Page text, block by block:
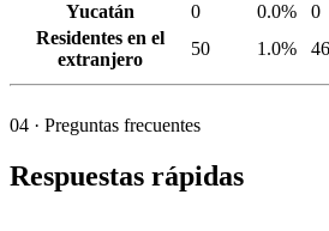
Yucatán
0 0.0% 0
Residentes en el
extranjero
50 1.0% 46
04 · Preguntas frecuentes
Respuestas rápidas